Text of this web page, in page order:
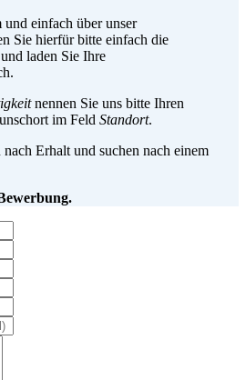
einfach über unser
Sie hierfür bitte einfach die
laden Sie Ihre
nennen Sie uns bitte Ihren
im Feld Standort.
Erhalt und suchen nach einem